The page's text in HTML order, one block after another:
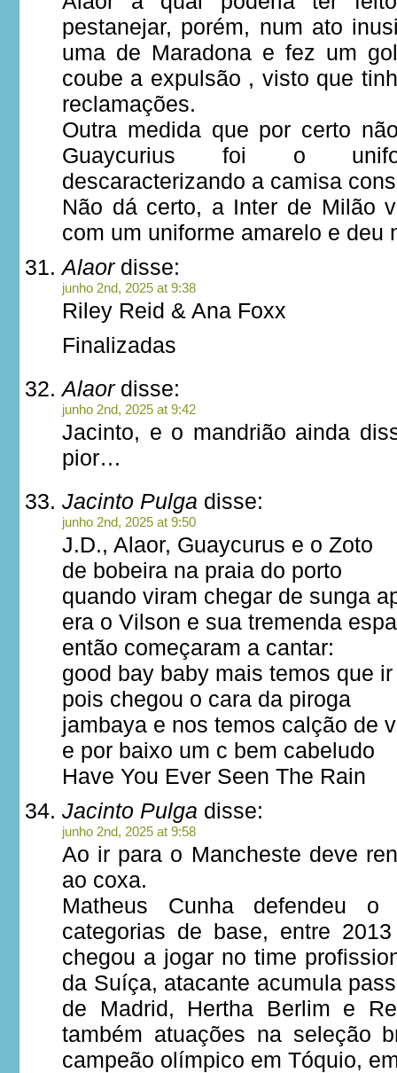
pestanejar, porém, num ato
uma de Maradona e fez um
coube a expulsão , visto que
reclamações.
Outra medida que por certo
Guaycurius foi o
descaracterizando a camisa
Não dá certo, a Inter de Milão
com um uniforme amarelo e deu
Alaordisse:
junho 2nd, 2025 at 9:38
Riley Reid & Ana Foxx
Finalizadas
Alaordisse:
junho 2nd, 2025 at 9:42
Jacinto, e o mandrião ainda
pior…
Jacinto Pulga disse:
junho 2nd, 2025 at 9:50
J.D., Alaor, Guaycurus e o Zoto
de bobeira na praia do porto
quando viram chegar de sunga
era o Vilson e sua tremenda
então começaram a cantar:
good bay baby mais temos que ir
pois chegou o cara da piroga
jambaya e nos temos calção de
e por baixo um c bem cabeludo
Have You Ever Seen The Rain
Jacinto Pulga disse:
junho 2nd, 2025 at 9:58
Ao ir para o Mancheste deve
ao coxa.
Matheus Cunha defendeu
categorias de base, entre
chegou a jogar no time
da Suíça, atacante acumula
de Madrid, Hertha Berlim e
também atuações na seleção
campeão olímpico em Tóquio,